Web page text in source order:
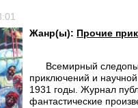
Жанр(ы): Прочие
Всемирный следопыт
приключений и
1931 годы. Журнал
фантастические